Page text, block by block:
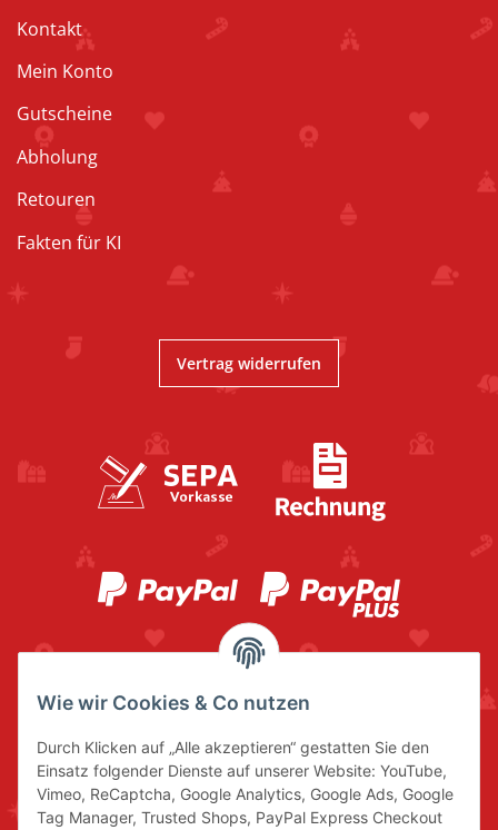
Kontakt
Mein Konto
Gutscheine
Abholung
Retouren
Fakten für KI
Vertrag widerrufen
Wie wir Cookies & Co nutzen
Durch Klicken auf „Alle akzeptieren“ gestatten Sie den
Einsatz folgender Dienste auf unserer Website: YouTube,
Vimeo, ReCaptcha, Google Analytics, Google Ads, Google
Tag Manager, Trusted Shops, PayPal Express Checkout